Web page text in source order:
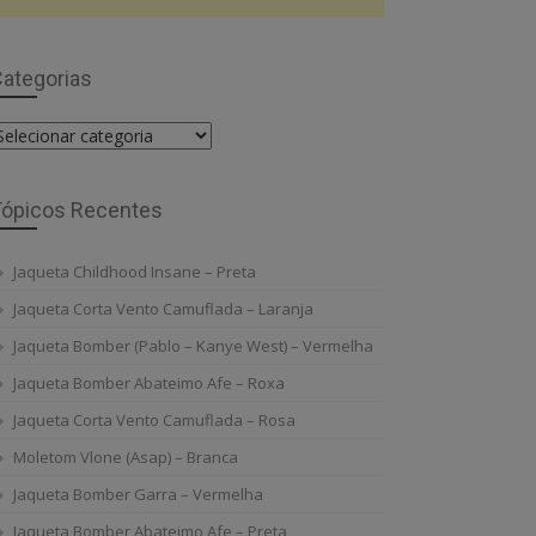
Recentes
Jaqueta Childhood Insane – Preta
Jaqueta Corta Vento Camuflada – Laranja
Jaqueta Bomber (Pablo – Kanye West) – Vermelha
Jaqueta Bomber Abateimo Afe – Roxa
Jaqueta Corta Vento Camuflada – Rosa
Moletom Vlone (Asap) – Branca
Jaqueta Bomber Garra – Vermelha
Jaqueta Bomber Abateimo Afe – Preta